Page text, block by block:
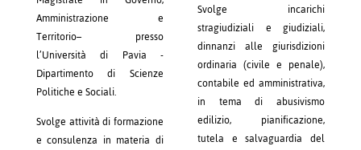
Amministrazione e
Territorio– presso
l’Università di Pavia -
Dipartimento di Scienze
Politiche e Sociali.
Svolge attività di formazione
e consulenza in materia di
Svolge incarichi
stragiudiziali e giudiziali,
dinnanzi alle giurisdizioni
ordinaria (civile e penale),
contabile ed amministrativa,
in tema di abusivismo
edilizio, pianificazione,
tutela e salvaguardia del